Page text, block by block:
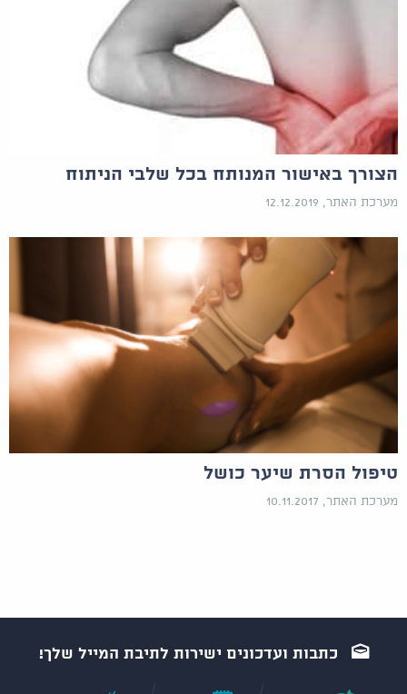
הצורך באישור המנותח בכל שלבי הניתוח
מערכת האתר, 12.12.2019
טיפול הסרת שיער כושל
מערכת האתר, 10.11.2017
כתבות ועדכונים ישירות לתיבת המייל שלך!